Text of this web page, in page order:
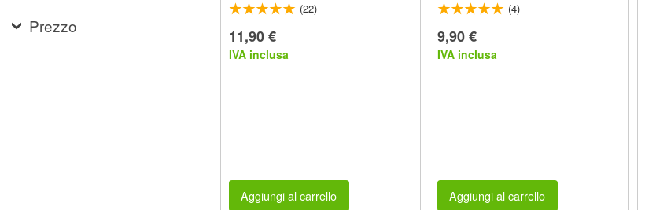
accessibilità.
Prezzo
(22)
11,90 €
IVA inclusa
Aggiungi al carrello
(4)
9,90 €
IVA inclusa
Aggiungi al carrello